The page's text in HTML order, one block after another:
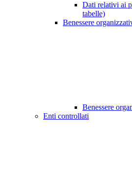
Dati relativi ai
tabelle)
Benessere
Benessere
Enti controllati